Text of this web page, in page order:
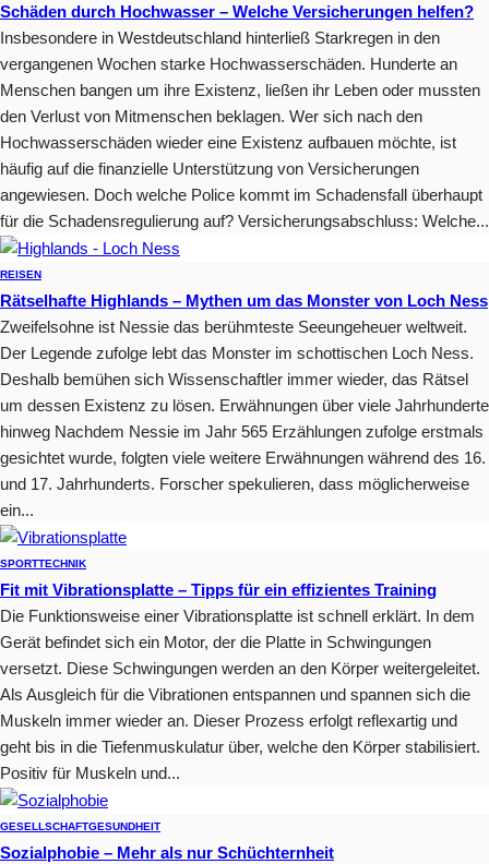
Schäden durch Hochwasser – Welche Versicherungen helfen?
Insbesondere in Westdeutschland hinterließ Starkregen in den
vergangenen Wochen starke Hochwasserschäden. Hunderte an
Menschen bangen um ihre Existenz, ließen ihr Leben oder mussten
den Verlust von Mitmenschen beklagen. Wer sich nach den
Hochwasserschäden wieder eine Existenz aufbauen möchte, ist
häufig auf die finanzielle Unterstützung von Versicherungen
angewiesen. Doch welche Police kommt im Schadensfall überhaupt
für die Schadensregulierung auf? Versicherungsabschluss: Welche...
REISEN
Rätselhafte Highlands – Mythen um das Monster von Loch Ness
Zweifelsohne ist Nessie das berühmteste Seeungeheuer weltweit.
Der Legende zufolge lebt das Monster im schottischen Loch Ness.
Deshalb bemühen sich Wissenschaftler immer wieder, das Rätsel
um dessen Existenz zu lösen. Erwähnungen über viele Jahrhunderte
hinweg Nachdem Nessie im Jahr 565 Erzählungen zufolge erstmals
gesichtet wurde, folgten viele weitere Erwähnungen während des 16.
und 17. Jahrhunderts. Forscher spekulieren, dass möglicherweise
ein...
SPORTTECHNIK
Fit mit Vibrationsplatte – Tipps für ein effizientes Training
Die Funktionsweise einer Vibrationsplatte ist schnell erklärt. In dem
Gerät befindet sich ein Motor, der die Platte in Schwingungen
versetzt. Diese Schwingungen werden an den Körper weitergeleitet.
Als Ausgleich für die Vibrationen entspannen und spannen sich die
Muskeln immer wieder an. Dieser Prozess erfolgt reflexartig und
geht bis in die Tiefenmuskulatur über, welche den Körper stabilisiert.
Positiv für Muskeln und...
GESELLSCHAFTGESUNDHEIT
Sozialphobie – Mehr als nur Schüchternheit